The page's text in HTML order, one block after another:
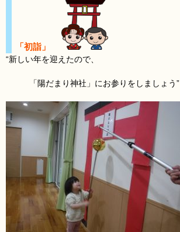
「初詣」
“新しい年を迎えたので、
「陽だまり神社」にお参りをしましょう”